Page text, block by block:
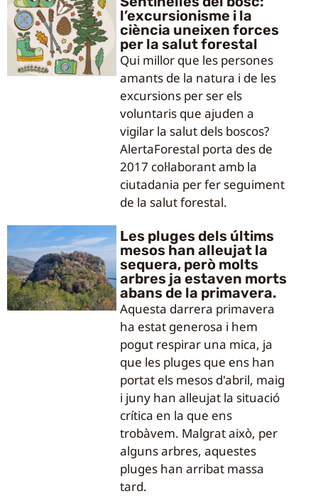
l’excursionisme i la
ciència uneixen forces
per la salut forestal
Qui millor que les persones
amants de la natura i de les
excursions per ser els
voluntaris que ajuden a
vigilar la salut dels boscos?
AlertaForestal porta des de
2017 col·laborant amb la
ciutadania per fer seguiment
de la salut forestal.
Les pluges dels últims
mesos han alleujat la
sequera, però molts
arbres ja estaven morts
abans de la primavera.
Aquesta darrera primavera
ha estat generosa i hem
pogut respirar una mica, ja
que les pluges que ens han
portat els mesos d'abril, maig
i juny han alleujat la situació
crítica en la que ens
trobàvem. Malgrat això, per
alguns arbres, aquestes
pluges han arribat massa
tard.